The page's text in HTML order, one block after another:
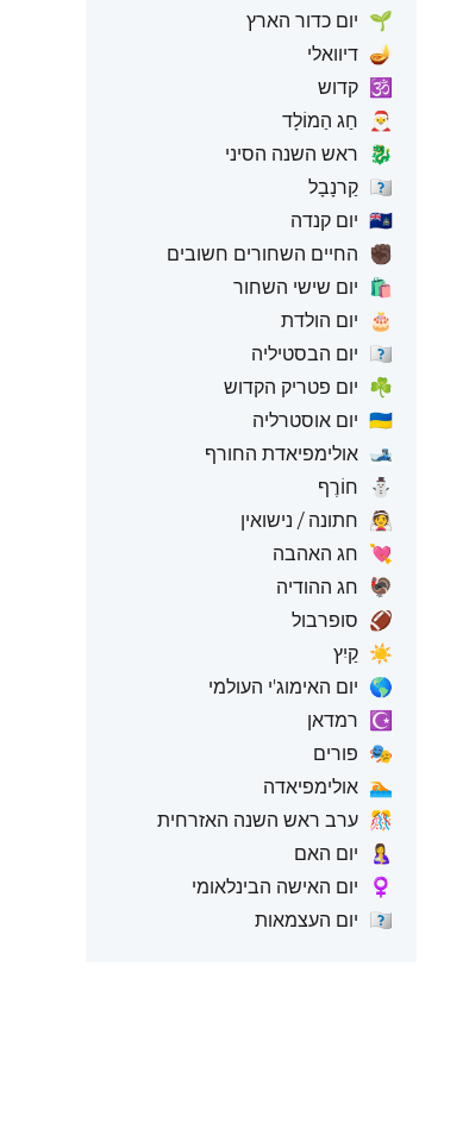
🌱 יום כדור הארץ
🪔 דיוואלי
🕉️
קדוש
🎅
חַג הַמוֹלָד
🐉
ראש השנה הסיני
🇧🇷 קַרנָבָל
🇨🇦 יום קנדה
✊🏿 החיים השחורים חשובים
🛍️
יום שישי השחור
🎂
יום הולדת
🇫🇷 יום הבסטיליה
☘️ יום פטריק הקדוש
🇦🇺 יום אוסטרליה
🎿 אולימפיאדת החורף
⛄
חוֹרֶף
👰 חתונה / נישואין
💘 חג האהבה
🦃
חג ההודיה
🏈 סופרבול
☀️ קַיִץ
🌎 יום האימוג'י העולמי
☪️
רמדאן
🎭 פורים
🏊 אולימפיאדה
🎊 ערב ראש השנה האזרחית
🤱
יום האם
♀️
יום האישה הבינלאומי
🇺🇸 יום העצמאות